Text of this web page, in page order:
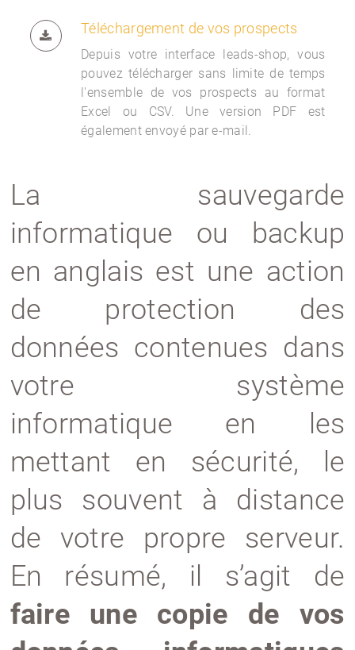
Téléchargement de vos prospects
Depuis votre interface leads-shop, vous
pouvez télécharger sans limite de temps
l'ensemble de vos prospects au format
Excel ou CSV. Une version PDF est
également envoyé par e-mail.
La sauvegarde
informatique ou backup
en anglais est une action
de protection des
données contenues dans
votre système
informatique en les
mettant en sécurité, le
plus souvent à distance
de votre propre serveur.
En résumé, il s’agit de
faire une copie de vos